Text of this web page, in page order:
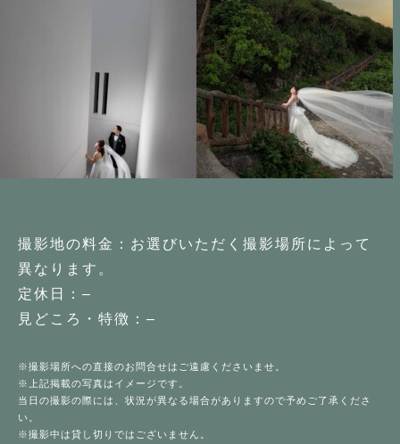
撮影地の料金：お選びいただく撮影場所によって
異なります。
定休日：–
見どころ・特徴：–
※撮影場所への直接のお問合せはご遠慮くださいませ。
※上記掲載の写真はイメージです。
当日の撮影の際には、状況が異なる場合がありますので予めご了承くださ
い。
※撮影中は貸し切りではございません。